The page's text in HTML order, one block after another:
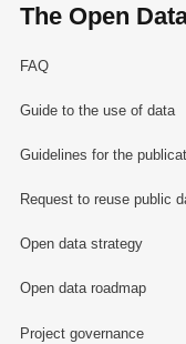
The Open
FAQ
Guide to the use of data
Guidelines for the
Request to reuse public
Open data strategy
Open data roadmap
Project governance